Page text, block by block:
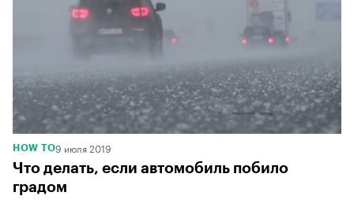
HOW TO9 июля 2019
Что делать, если автомобиль побило
градом